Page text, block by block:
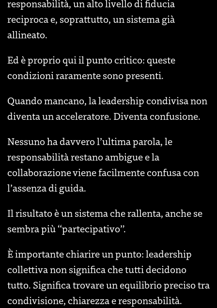
responsabilità, un alto livello di fiducia
reciproca e, soprattutto, un sistema già
allineato.
Ed è proprio qui il punto critico: queste
condizioni raramente sono presenti.
Quando mancano, la leadership condivisa non
diventa un acceleratore. Diventa confusione.
Nessuno ha davvero l’ultima parola, le
responsabilità restano ambigue e la
collaborazione viene facilmente confusa con
l’assenza di guida.
Il risultato è un sistema che rallenta, anche se
sembra più “partecipativo”.
È importante chiarire un punto: leadership
collettiva non significa che tutti decidono
tutto. Significa trovare un equilibrio preciso tra
condivisione, chiarezza e responsabilità.